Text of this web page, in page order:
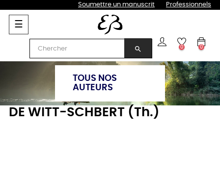
Soumettre un manuscrit Professionnels
Basculer
la
navigation
☰
search 0 0
TOUS NOS
AUTEURS
DE WITT-SCHBERT (Th.)